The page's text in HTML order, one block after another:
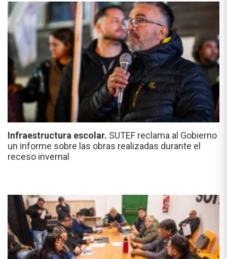
Infraestructura escolar. SUTEF reclama al Gobierno
un informe sobre las obras realizadas durante el
receso invernal